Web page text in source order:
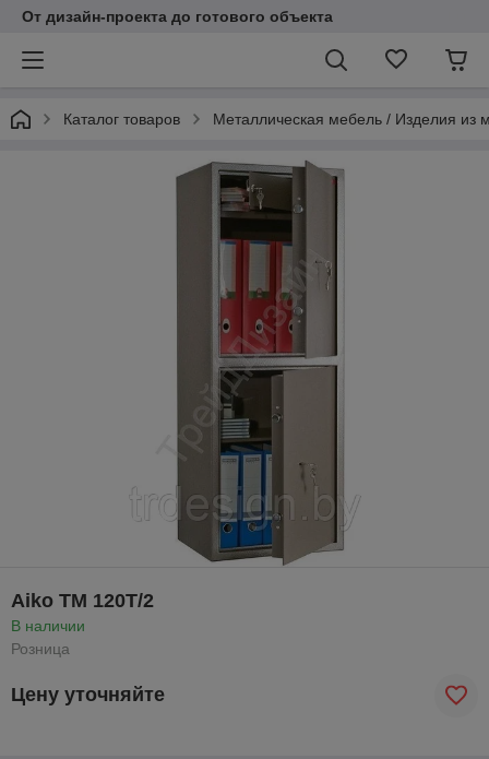
От дизайн-проекта до готового объекта
Каталог товаров Металлическая мебель / Изделия из
Aiko ТМ 120T/2
В наличии
Розница
Цену уточняйте